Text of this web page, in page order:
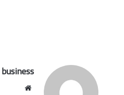
business